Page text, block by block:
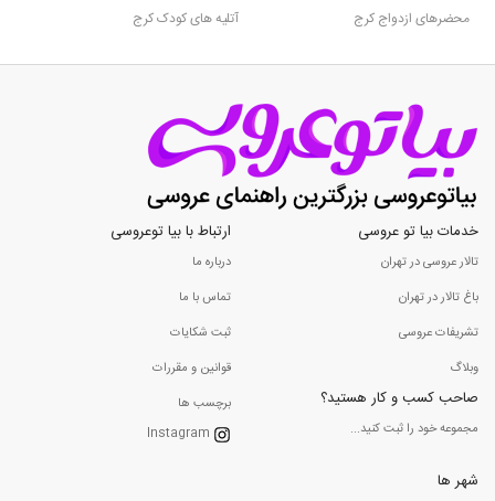
محضرهای ازدواج کرج
آتلیه های کودک کرج
خدمات بیا تو عروسی
تالار عروسی در تهران
باغ تالار در تهران
تشریفات عروسی
وبلاگ
صاحب کسب و کار هستید؟
مجموعه خود را ثبت کنید...
ارتباط با بیا توعروسی
درباره ما
تماس با ما
ثبت شکایات
قوانین و مقررات
برچسب ها
Instagram
شهر ها